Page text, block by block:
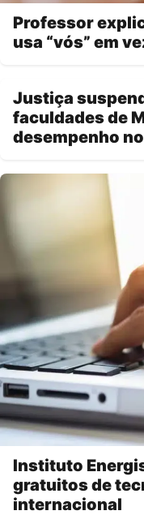
Professor
usa “vós” em
Justiça
faculdades de
desempenho
Instituto
gratuitos de
internacional